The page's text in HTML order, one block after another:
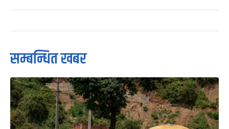
सम्बन्धित खबर